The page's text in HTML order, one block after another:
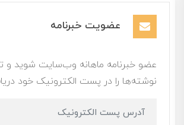
عضویت خبرنامه
عضو خبرنامه ماهانه وب‌سایت شوید و
نوشته‌ها را در پست الکترونیک خود